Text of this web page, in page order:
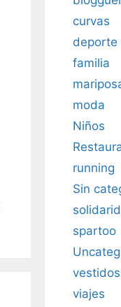
curvas
deporte
familia
moda
Niños
running
Sin
spartoo
vestidos
viajes